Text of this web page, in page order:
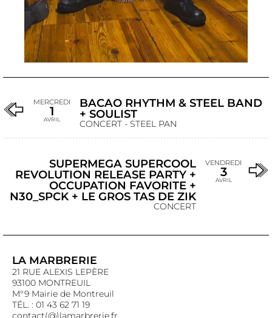
MERCREDI
1
AVRIL
BACAO RHYTHM & STEEL BAND
+ SOULIST
CONCERT - STEEL PAN
SUPERMEGA SUPERCOOL
REVOLUTION RELEASE PARTY +
OCCUPATION FAVORITE +
N30_SPCK + LE GROS TAS DE ZIK
CONCERT
VENDREDI
3
AVRIL
LA MARBRERIE
21 RUE ALEXIS LEPÈRE
93100 MONTREUIL
M°9 Mairie de Montreuil
TÉL. : 01 43 62 71 19
contact(@)lamarbrerie.fr